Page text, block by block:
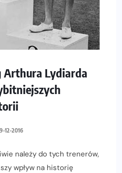
Arthura Lydiarda
12-2016
należy do tych trenerów,
wpływ na historię